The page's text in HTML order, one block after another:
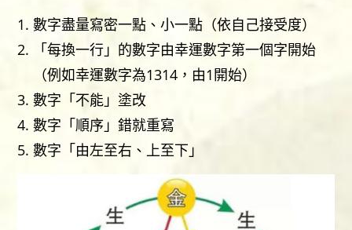
數字盡量寫密一點、小一點（依自己接受度）
「每換一行」的數字由幸運數字第一個字開始
（例如幸運數字為1314，由1開始）
數字「不能」塗改
數字「順序」錯就重寫
數字「由左至右、上至下」